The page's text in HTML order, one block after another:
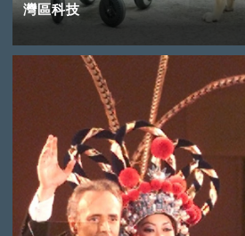
灣區科技